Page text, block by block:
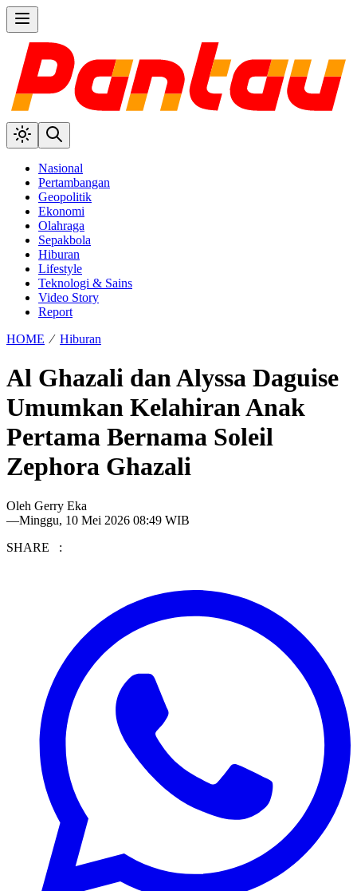
Nasional
Pertambangan
Geopolitik
Ekonomi
Olahraga
Sepakbola
Hiburan
Lifestyle
Teknologi & Sains
Video Story
Report
HOME ⁄ Hiburan
Al Ghazali dan Alyssa Daguise
Umumkan Kelahiran Anak
Pertama Bernama Soleil
Zephora Ghazali
Oleh Gerry Eka
—Minggu, 10 Mei 2026 08:49 WIB
SHARE :